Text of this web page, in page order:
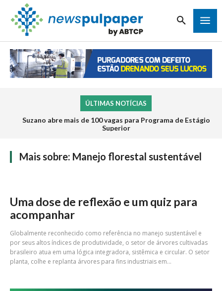
ÚLTIMAS NOTÍCIAS
Suzano abre mais de 100 vagas para Programa de Estágio
Superior
Mais sobre: Manejo florestal sustentável
Uma dose de reflexão e um quiz para
acompanhar
Globalmente reconhecido como referência no manejo sustentável e
por seus altos índices de produtividade, o setor de árvores cultivadas
brasileiro atua em uma lógica integradora, sistêmica e circular. O setor
planta, colhe e replanta árvores para fins industriais em...